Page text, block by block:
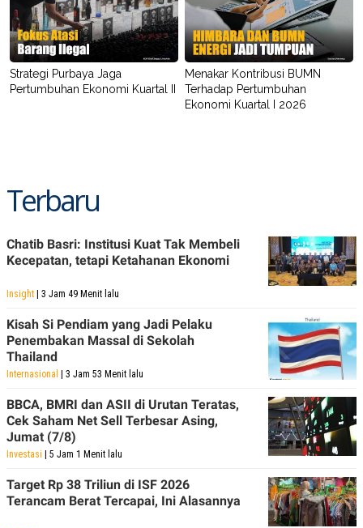
Strategi Purbaya Jaga
Pertumbuhan Ekonomi Kuartal II
Menakar Kontribusi BUMN
Terhadap Pertumbuhan
Ekonomi Kuartal I 2026
Terbaru
Chatib Basri: Institusi Kuat Tak Membeli
Kecepatan, tetapi Ketahanan Ekonomi
Insight | 3 Jam 49 Menit lalu
Kisah Si Pendiam yang Jadi Pelaku
Penembakan Massal di Sekolah
Thailand
Internasional | 3 Jam 53 Menit lalu
BBCA, BMRI dan ASII di Urutan Teratas,
Cek Saham Net Sell Terbesar Asing,
Jumat (7/8)
Investasi | 5 Jam 1 Menit lalu
Target Rp 38 Triliun di ISF 2026
Terancam Berat Tercapai, Ini Alasannya